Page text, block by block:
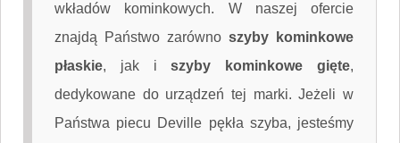
wkładów kominkowych. W naszej ofercie
znajdą Państwo zarówno szyby kominkowe
płaskie, jak iszyby kominkowe gięte,
dedykowane do urządzeń tej marki. Jeżeli w
Państwa piecu Deville pękła szyba, jesteśmy